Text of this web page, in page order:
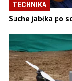
TECHNIKA
Suche jabłka po